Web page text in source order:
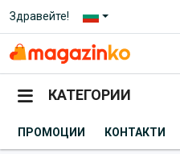
Здравейте!
КАТЕГОРИИ
ПРОМОЦИИ КОНТАКТИ